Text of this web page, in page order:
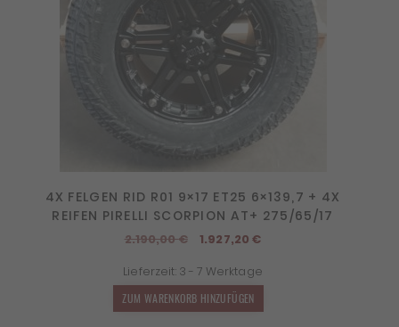
4X FELGEN RID R01 9×17 ET25 6×139,7 + 4X
REIFEN PIRELLI SCORPION AT+ 275/65/17
2.190,00€
Ursprünglicher
war:
2.190,00 €
1.927,20€Aktueller
ist:
Lieferzeit: 3 - 7 Werktage
ZUM WARENKORB HINZUFÜGEN